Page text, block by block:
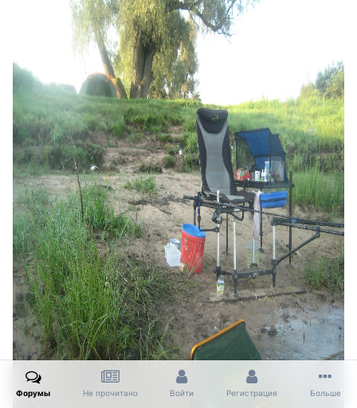
Форумы Не прочитано Войти Регистрация Больше